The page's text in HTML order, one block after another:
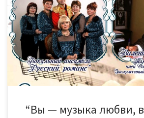
музыка любви, вы — вдохновенье…”. В
тамбовской поэтессой, членом Союза
Заслуженным работником культуры РФ —
Дорожкиной и Вокальным ансамблем
руководитель Ольга Львовна Городенская.
“Вы — музыка любви,